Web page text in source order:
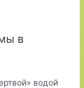
в
водой